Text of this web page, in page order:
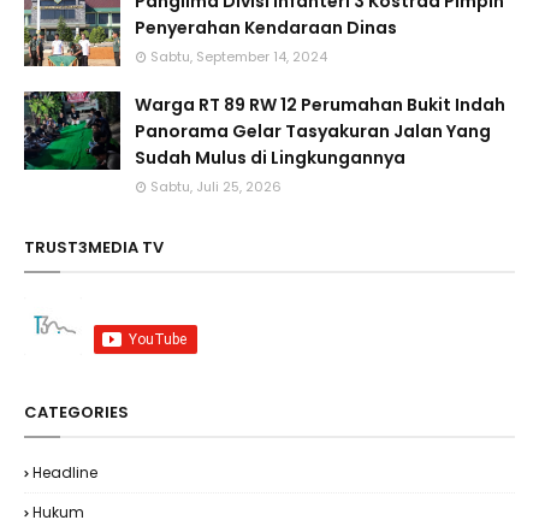
Penyerahan Kendaraan Dinas
Sabtu, September 14, 2024
Warga RT 89 RW 12 Perumahan Bukit Indah
Panorama Gelar Tasyakuran Jalan Yang
Sudah Mulus di Lingkungannya
Sabtu, Juli 25, 2026
TRUST3MEDIA TV
CATEGORIES
Headline
Hukum